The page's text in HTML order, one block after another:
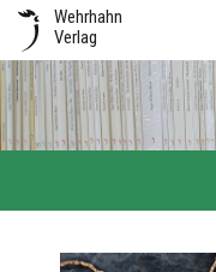
Wehrhahn
Verlag